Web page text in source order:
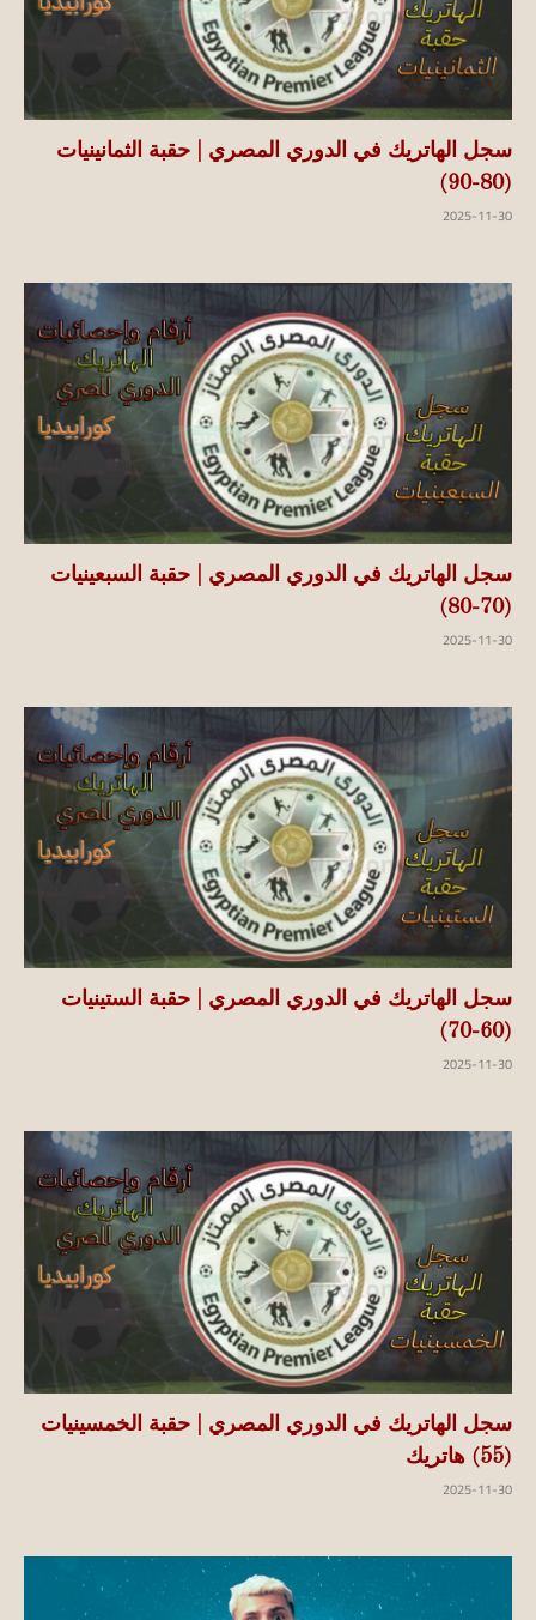
سجل الهاتريك في الدوري المصري | حقبة الثمانينيات
(80-90)
2025-11-30
سجل الهاتريك في الدوري المصري | حقبة السبعينيات
(70-80)
2025-11-30
سجل الهاتريك في الدوري المصري | حقبة الستينيات
(60-70)
2025-11-30
سجل الهاتريك في الدوري المصري | حقبة الخمسينيات
(55) هاتريك
2025-11-30